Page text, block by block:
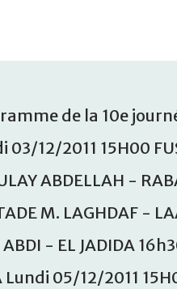
de la 10e
03/12/2011 15H00
ABDELLAH -
M. LAGHDAF -
- EL JADIDA
Lundi 05/12/2011